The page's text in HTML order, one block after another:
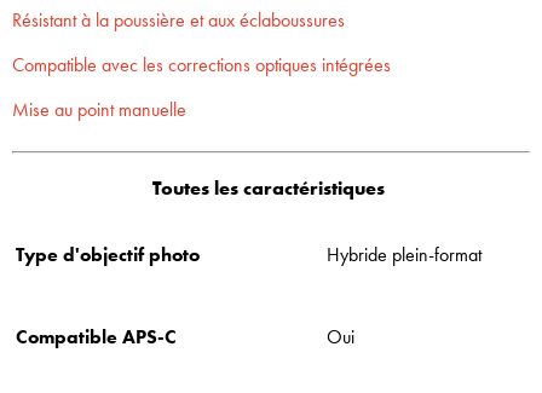
Résistant à la poussière et aux éclaboussures
Compatible avec les corrections optiques intégrées
Mise au point manuelle
Toutes les caractéristiques
Type d'objectif photo Hybride plein-format
Compatible APS-C Oui